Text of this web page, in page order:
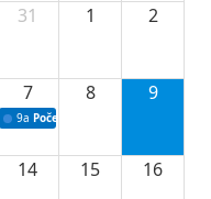
sa neprofitnim
31 1 2
o stipendijama za
razvoju vodne infrastrukture u
7
9a Početak izgradnje nove
8 9
14 15 16